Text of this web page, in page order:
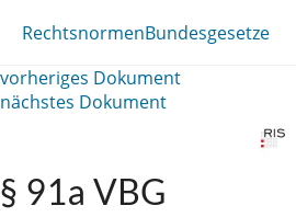
RechtsnormenBundesgesetze
vorheriges Dokument
nächstes Dokument
§ 91a VBG